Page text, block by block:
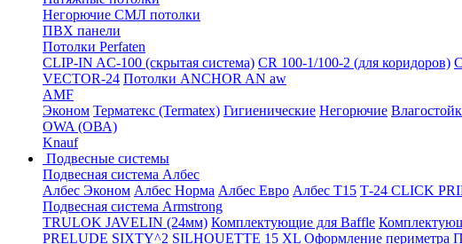
Негорючие СМЛ потолки
ПВХ панели
Потолки Perfaten
CLIP-IN AC-100 (скрытая система) CR 100-1/100-2 (для коридоров)
VECTOR-24 Потолки ANCHOR AN aw
AMF
Эконом Терматекс (Termatex) Гигиенические Негорючие
OWA (ОВА)
Knauf
Подвесные системы
Подвесная система Албес
Албес Эконом Албес Норма Албес Евро Албес T15 Т-24 CLICK
Подвесная система Armstrong
TRULOK JAVELIN (24мм) Комплектующие для Baffle
PRELUDE SIXTY^2 SILHOUETTE 15 XL Оформление периметра